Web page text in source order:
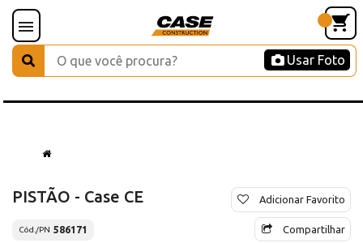
Usar Foto
PISTÃO - Case CE
Cód./PN 586171
Adicionar Favorito
Compartilhar